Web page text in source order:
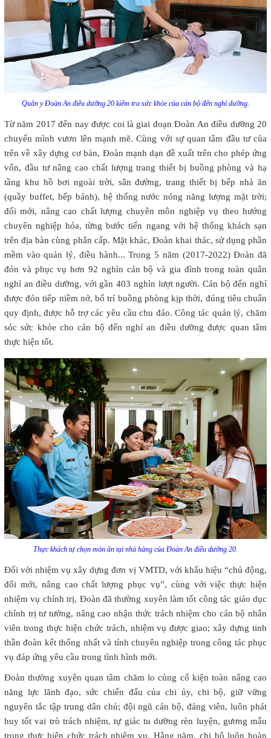
Quân y Đoàn An điều dưỡng 20 kiểm tra sức khỏe của cán bộ đến nghỉ dưỡng.
Từ năm 2017 đến nay được coi là giai đoạn Đoàn An điều dưỡng 20
chuyển mình vươn lên mạnh mẽ. Cùng với sự quan tâm đầu tư của
trên về xây dựng cơ bản, Đoàn mạnh dạn đề xuất trên cho phép ứng
vốn, đầu tư nâng cao chất lượng trang thiết bị buồng phòng và hạ
tầng khu hồ bơi ngoài trời, sân đường, trang thiết bị bếp nhà ăn
(quầy buffet, bếp bánh), hệ thống nước nóng năng lượng mặt trời;
đổi mới, nâng cao chất lượng chuyên môn nghiệp vụ theo hướng
chuyên nghiệp hóa, từng bước tiến ngang với hệ thống khách sạn
trên địa bàn cùng phân cấp. Mặt khác, Đoàn khai thác, sử dụng phần
mềm vào quản lý, điều hành... Trong 5 năm (2017-2022) Đoàn đã
đón và phục vụ hơn 92 nghìn cán bộ và gia đình trong toàn quân
nghỉ an điều dưỡng, với gần 403 nghìn lượt người. Cán bộ đến nghỉ
được đón tiếp niềm nở, bố trí buồng phòng kịp thời, đúng tiêu chuẩn
quy định, được hỗ trợ các yêu cầu chu đáo. Công tác quản lý, chăm
sóc sức khỏe cho cán bộ đến nghỉ an điều dưỡng được quan tâm
thực hiện tốt.
Thực khách tự chọn món ăn tại nhà hàng của Đoàn An điều dưỡng 20.
Đối với nhiệm vụ xây dựng đơn vị VMTD, với khẩu hiệu “chủ động,
đổi mới, nâng cao chất lượng phục vụ”, cùng với việc thực hiện
nhiệm vụ chính trị, Đoàn đã thường xuyên làm tốt công tác giáo dục
chính trị tư tưởng, nâng cao nhận thức trách nhiệm cho cán bộ nhân
viên trong thực hiện chức trách, nhiệm vụ được giao; xây dựng tinh
thần đoàn kết thống nhất và tính chuyên nghiệp trong công tác phục
vụ đáp ứng yêu cầu trong tình hình mới.
Đoàn thường xuyên quan tâm chăm lo củng cố kiện toàn nâng cao
năng lực lãnh đạo, sức chiến đấu của chi ủy, chi bộ, giữ vững
nguyên tắc tập trung dân chủ; đội ngũ cán bộ, đảng viên, luôn phát
huy tốt vai trò trách nhiệm, tự giác tu dưỡng rèn luyện, gương mẫu
trong thực hiện chức trách nhiệm vụ. Hằng năm, chi bộ luôn hoàn